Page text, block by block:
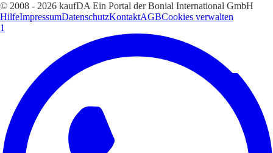
© 2008 - 2026 kaufDA Ein Portal der Bonial International GmbH
HilfeImpressumDatenschutzKontaktAGBCookies verwalten
1